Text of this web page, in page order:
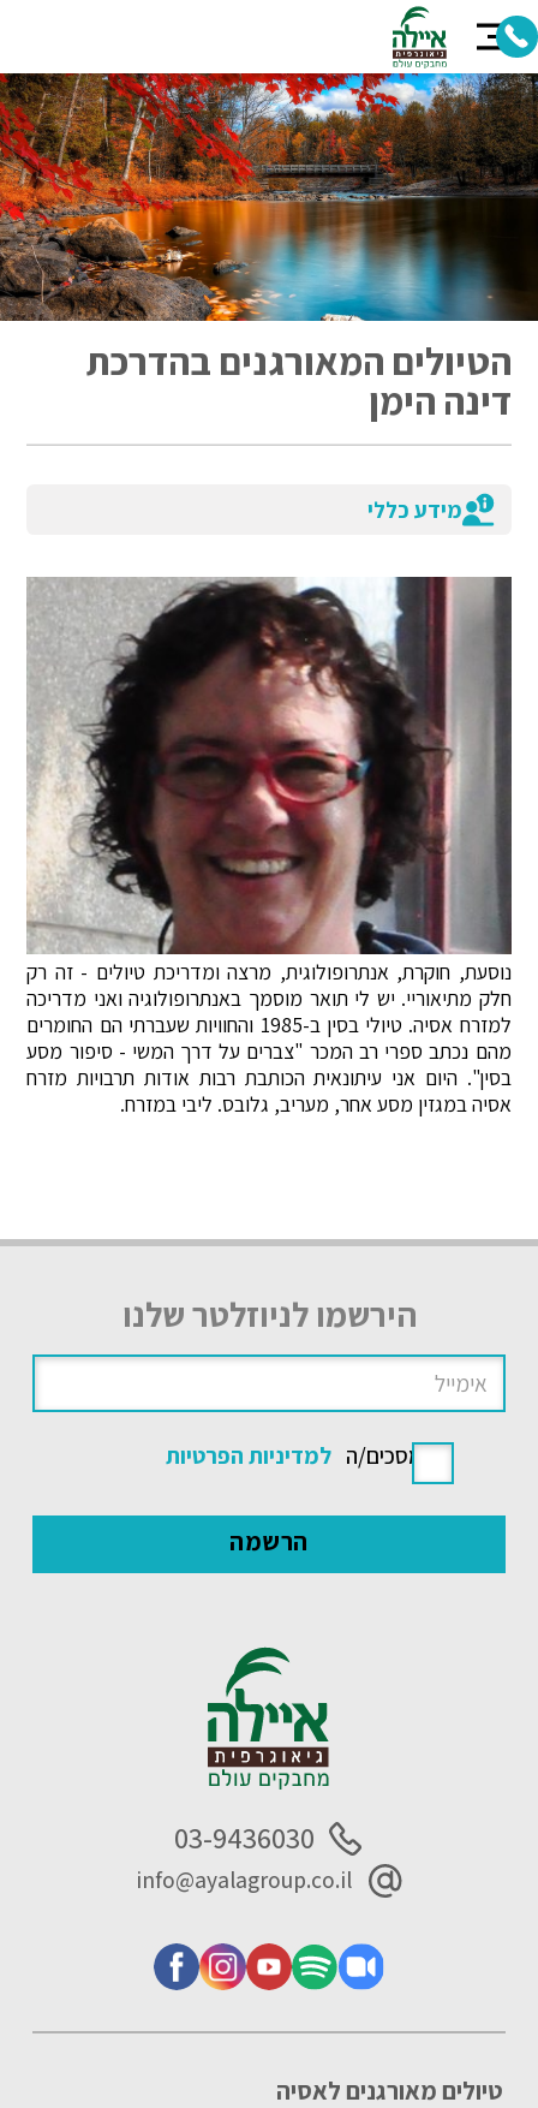
הטיולים המאורגנים בהדרכת
דינה הימן
מידע כללי
נוסעת, חוקרת, אנתרופולוגית, מרצה ומדריכת טיולים - זה רק
חלק מתיאוריי. יש לי תואר מוסמך באנתרופולוגיה ואני מדריכה
למזרח אסיה. טיולי בסין ב-1985 והחוויות שעברתי הם החומרים
מהם נכתב ספרי רב המכר "צברים על דרך המשי - סיפור מסע
בסין". היום אני עיתונאית הכותבת רבות אודות תרבויות מזרח
אסיה במגזין מסע אחר, מעריב, גלובס. ליבי במזרח.
הירשמו לניוזלטר שלנו
אני מסכים/ה למדיניות הפרטיות
טיולים מאורגנים לאסיה
03-9436030
info@ayalagroup.co.il